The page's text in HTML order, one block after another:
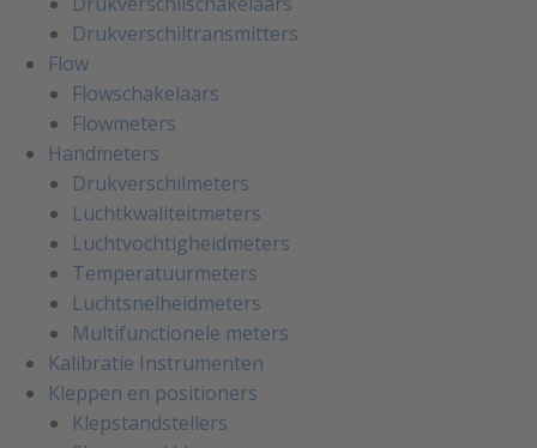
Drukverschiltransmitters
Flow
Flowschakelaars
Flowmeters
Handmeters
Drukverschilmeters
Luchtkwaliteitmeters
Luchtvochtigheidmeters
Temperatuurmeters
Luchtsnelheidmeters
Multifunctionele meters
Kalibratie Instrumenten
Kleppen en positioners
Klepstandstellers